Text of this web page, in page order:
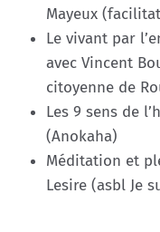
Mayeux
Le vivant par
avec Vincent
citoyenne de
Les 9 sens de
(Anokaha)
Méditation et
Lesire (asbl Je